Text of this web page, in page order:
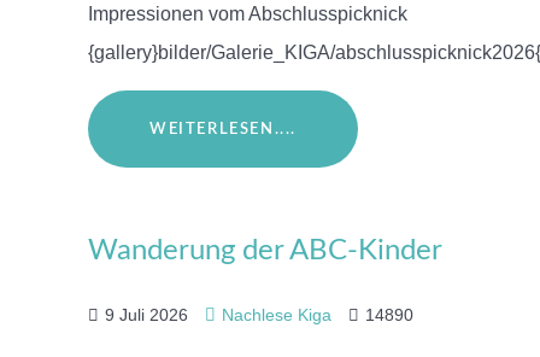
Impressionen vom Abschlusspicknick
{gallery}bilder/Galerie_KIGA/
WEITERLESEN....
Wanderung der ABC-Kinder
9 Juli 2026 Nachlese Kiga 14890